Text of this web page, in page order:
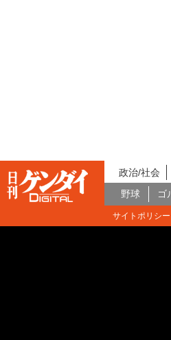
政治/社会
野球
ゴ
サイトポリシー